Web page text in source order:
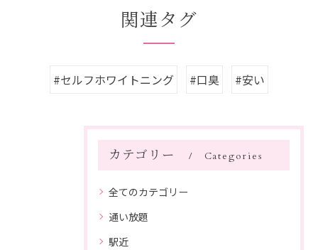
関連タグ
#セルフホワイトニング #口臭 #安い
カテゴリー Categories
全てのカテゴリー
通い放題
駅近